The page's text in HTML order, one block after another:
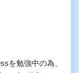
を勉強中の為、